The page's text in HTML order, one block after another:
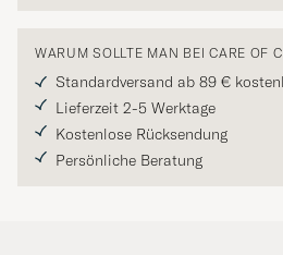
WARUM SOLLTE MAN BEI CARE OF
Standardversand ab 89 €
Lieferzeit 2-5 Werktage
Kostenlose Rücksendung
Persönliche Beratung